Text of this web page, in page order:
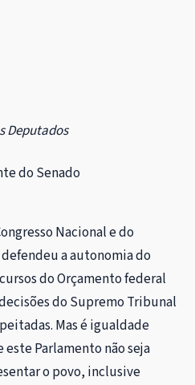
Deputados
do Senado
Nacional e do
a autonomia do
do Orçamento federal
do Supremo Tribunal
Mas é igualdade
Parlamento não seja
o povo, inclusive